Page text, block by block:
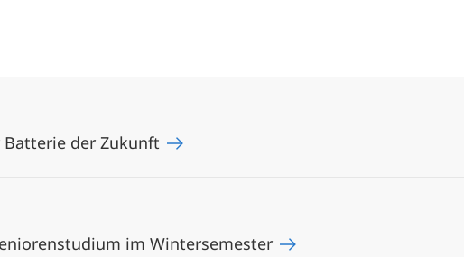
der Zukunft
im Wintersemester